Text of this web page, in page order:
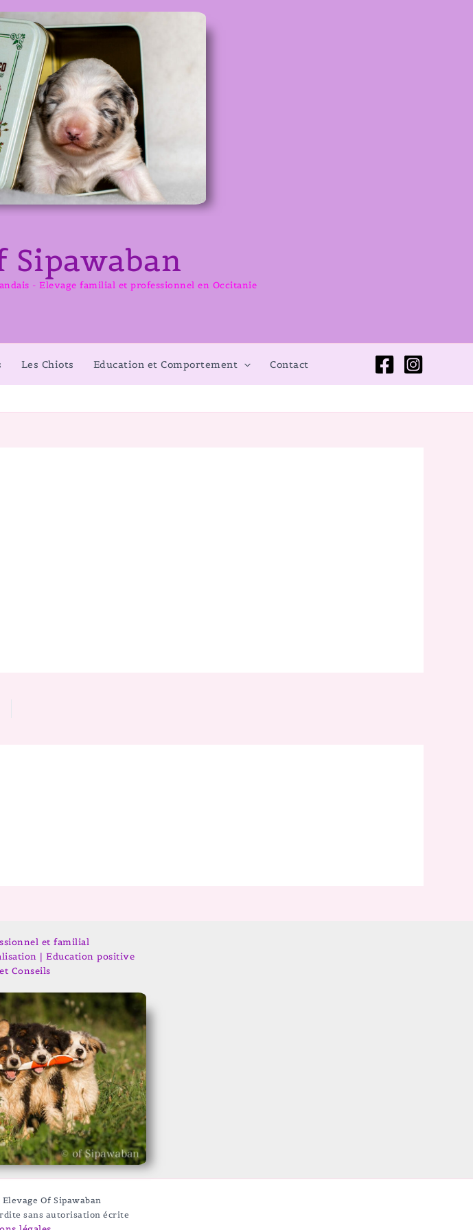
Sipawaban
- Elevage familial et professionnel en Occitanie
Les Chiots Education et Comportement Contact
et familial
| Education positive
Conseils
Of Sipawaban
sans autorisation écrite